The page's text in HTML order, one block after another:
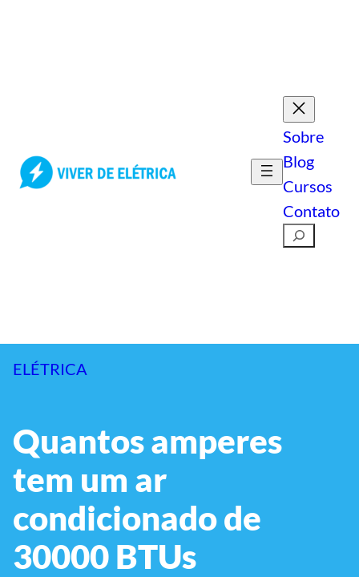
Sobre
Blog
Cursos
Contato
Pesquisar
ELÉTRICA
Quantos amperes
tem um ar
condicionado de
30000 BTUs